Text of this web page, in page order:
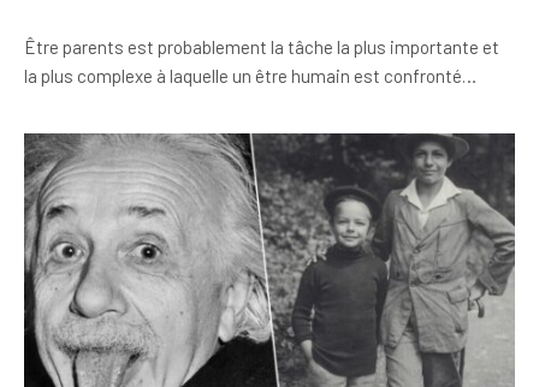
Être parents est probablement la tâche la plus importante et
la plus complexe à laquelle un être humain est confronté…